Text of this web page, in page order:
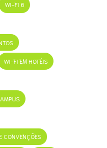
WI-FI 6
WI-FI EM HOTÉIS
CONVENÇÕES